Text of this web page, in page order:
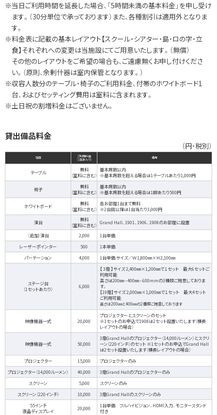
※当日ご利用時間を延長した場合、「5時間未満の基本料金」を申し受け
ます。（30分単位で承っております）また、各種割引は適用外となりま
す。
※料金表に記載の基本レイアウト【スクール・シアター・島・ロの字・立
食】それぞれへの変更は当施設にてご用意いたします。（無償）
その他のレイアウトをご希望の場合も、ご遠慮無くお申し付けくださ
い。（原則、余剰什器は室内保管となります。）
※収容人数分のテーブル・椅子のご利用料金、付帯のホワイトボード1
台、およびセッティング費用は室料に含まれます。
※土日祝の割増料金はございません。
貸出備品料金
（円・税別）
項目 ご利用料金
（1日あたり） 備考
テーブル
無料
（室料に含む）
基本席数以内
※基本席数を超える場合は1テーブルあたり1,000円
椅子
無料
（室料に含む）
基本席数以内
※基本席数を超える場合は1脚あたり500円
ホワイトボード
無料
（室料に含む）
各お部屋1台まで無料
※2台目以降は1台当たり3,000円
演台
無料
（室料に含む） Grand Hall、1901、1906、1908のお部屋に設置
（追加）演台
2,000
1台単価
レーザーポインター
500
1本単価
パーテーション
4,000 1台単価 サイズ／Ｗ1,800㎜×Ｈ2,100㎜
ステージ台
（1セットあたり）
6,000
【 3階 】サイズ 2,400㎜×1,200㎜で１セット 最大6セットご
利用可能
高さは200㎜∼400㎜∼600mmの3種類ご用意しておりま
す。
【19階】サイズ 2,000㎜×1,000㎜で１セット 最大4セット
ご利用可能
高さは200㎜と400㎜の2種類ご用意しております
映像機器一式 20,000
プロジェクターとスクリーンのセット
※1セットのお申込で1908は2セット設置いたします（横長
レイアウトの場合）
映像機器一式 50,000
3階Grand Hallのプロジェクター（14,000ルーメン）とスクリ
ーン（220インチ）のセット ※1セットのお申込でGrand Hall
は2セット設置いたします（横長レイアウトの場合）
プロジェクター
15,000
プロジェクターのみ
プロジェクター（14,000ルーメン）
40,000
3階Grand Hallのプロジェクターのみ
スクリーン
5,000
スクリーンのみ
スクリーン（220インチ）
10,000
3階Grand Hallのスクリーンのみ
55インチ
液晶ディスプレイ
20,000
1台単価 フルハイビジョン、HDMI入力、モニタースタンド
付き